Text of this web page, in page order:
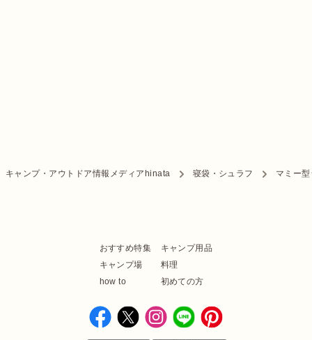
キャンプ・アウトドア情報メディアhinata 寝袋・シュラフ マミー
おすすめ特集
キャンプ用品
キャンプ場
料理
how to
初めての方